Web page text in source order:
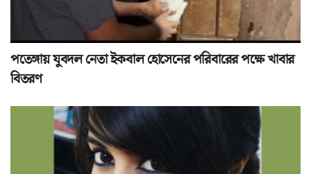
পতেঙ্গায় যুবদল নেতা ইকবাল হোসেনের পরিবারের পক্ষে খাবার
বিতরণ